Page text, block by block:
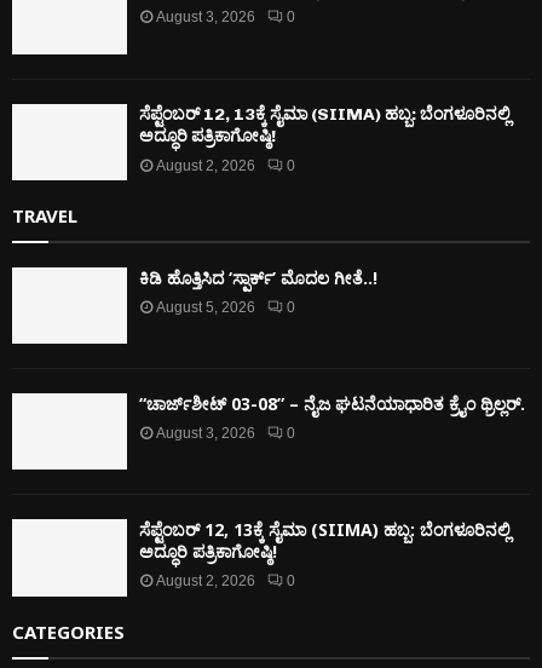
August 3, 2026 0
ಸೆಪ್ಟೆಂಬರ್ 12, 13ಕ್ಕೆ ಸೈಮಾ (SIIMA) ಹಬ್ಬ: ಬೆಂಗಳೂರಿನಲ್ಲಿ
ಅದ್ಧೂರಿ ಪತ್ರಿಕಾಗೋಷ್ಠಿ!
August 2, 2026 0
TRAVEL
ಕಿಡಿ‌‌ ಹೊತ್ತಿಸಿದ ‘ಸ್ಪಾರ್ಕ್’ ಮೊದಲ‌ ಗೀತೆ..!
August 5, 2026 0
“ಚಾರ್ಜ್‌ಶೀಟ್ 03-08” – ನೈಜ ಘಟನೆಯಾಧಾರಿತ ಕ್ರೈಂ ಥ್ರಿಲ್ಲರ್.
August 3, 2026 0
ಸೆಪ್ಟೆಂಬರ್ 12, 13ಕ್ಕೆ ಸೈಮಾ (SIIMA) ಹಬ್ಬ: ಬೆಂಗಳೂರಿನಲ್ಲಿ
ಅದ್ಧೂರಿ ಪತ್ರಿಕಾಗೋಷ್ಠಿ!
August 2, 2026 0
CATEGORIES